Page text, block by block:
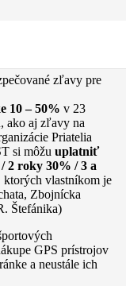
zľavy pre
10 – 50% v 23
ako aj zľavy na
Priatelia
si môžu uplatniť
2 roky 30% / 3 a
ktorých vlastníkom je
Zbojnícka
Štefánika)
GPS prístrojov
a neustále ich